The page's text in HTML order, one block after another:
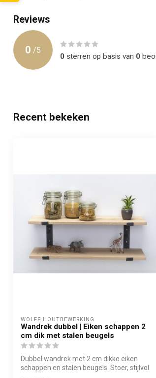
Reviews
0 /5
0 sterren op basis van 0
Recent bekeken
WOLFF HOUTBEWERKING
Wandrek dubbel | Eiken schappen 2
cm dik met stalen beugels
Dubbel wandrek met 2 cm dikke eiken
schappen en stalen beugels. Stoer, stijlvol